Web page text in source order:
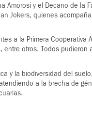
Amorosi y el Decano de la
Jokers, quienes
a la Primera Cooperativa
entre otros. Todos pudieron
y la biodiversidad del
a la brecha de